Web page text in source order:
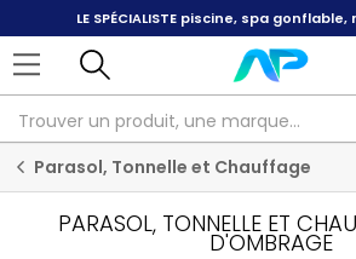
LE SPÉCIALISTEpiscine, spa gonflable,
Parasol, Tonnelle et Chauffage
PARASOL, TONNELLE ET
D'OMBRAGE